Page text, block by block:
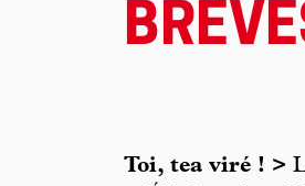
Toi, tea viré ! >